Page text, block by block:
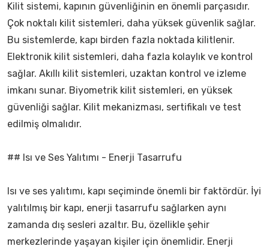
Kilit sistemi, kapının güvenliğinin en önemli parçasıdır.
Çok noktalı kilit sistemleri, daha yüksek güvenlik sağlar.
Bu sistemlerde, kapı birden fazla noktada kilitlenir.
Elektronik kilit sistemleri, daha fazla kolaylık ve kontrol
sağlar. Akıllı kilit sistemleri, uzaktan kontrol ve izleme
imkanı sunar. Biyometrik kilit sistemleri, en yüksek
güvenliği sağlar. Kilit mekanizması, sertifikalı ve test
edilmiş olmalıdır.
## Isı ve Ses Yalıtımı - Enerji Tasarrufu
Isı ve ses yalıtımı, kapı seçiminde önemli bir faktördür. İyi
yalıtılmış bir kapı, enerji tasarrufu sağlarken aynı
zamanda dış sesleri azaltır. Bu, özellikle şehir
merkezlerinde yaşayan kişiler için önemlidir. Enerji